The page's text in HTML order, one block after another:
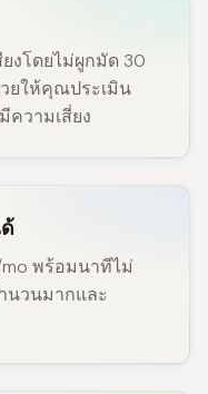
งโดยไม่ผูกมัด 30
ยให้คุณประเมิน
วามเสี่ยง
พร้อมนาทีไม่
นวนมากและ